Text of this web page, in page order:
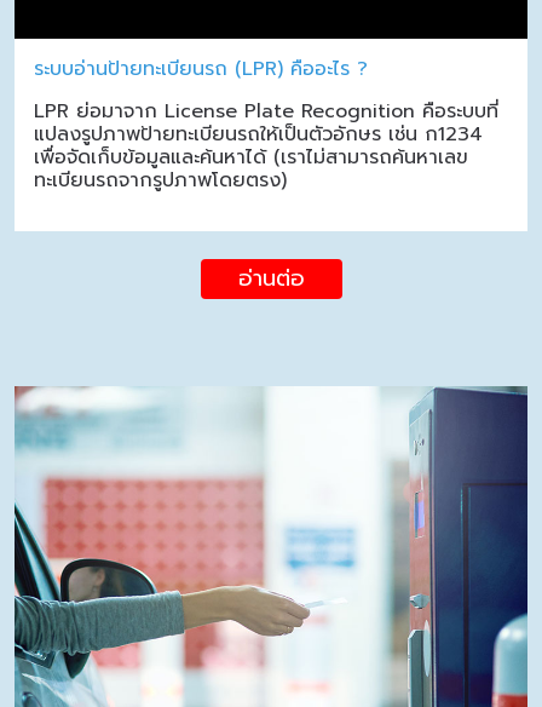
ระบบอ่านป้ายทะเบียนรถ (LPR) คืออะไร ?
LPR ย่อมาจาก License Plate Recognition คือระบบที่
แปลงรูปภาพป้ายทะเบียนรถให้เป็นตัวอักษร เช่น ก1234
เพื่อจัดเก็บข้อมูลและค้นหาได้ (เราไม่สามารถค้นหาเลข
ทะเบียนรถจากรูปภาพโดยตรง)
อ่านต่อ